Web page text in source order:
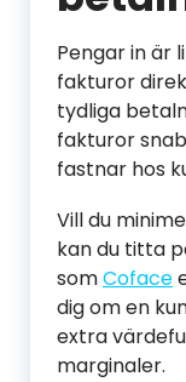
Pengar in är
fakturor
tydliga
fakturor
fastnar hos
Vill du
kan du titta
somCoface
dig om en
extra
marginaler.